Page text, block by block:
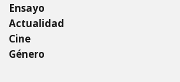
Ensayo
Actualidad
Cine
Género